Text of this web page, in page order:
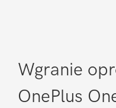
Wgranie
OnePlus